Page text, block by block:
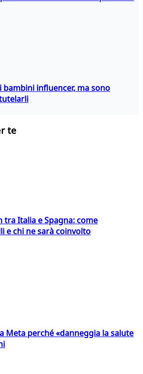
bambini influencer, ma sono
te
tra Italia e Spagna: come
e chi ne sarà coinvolto
Meta perché «danneggia la salute